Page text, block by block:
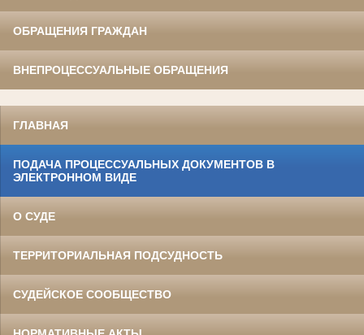
ОБРАЩЕНИЯ ГРАЖДАН
ВНЕПРОЦЕССУАЛЬНЫЕ ОБРАЩЕНИЯ
ГЛАВНАЯ
ПОДАЧА ПРОЦЕССУАЛЬНЫХ ДОКУМЕНТОВ В
ЭЛЕКТРОННОМ ВИДЕ
О СУДЕ
ТЕРРИТОРИАЛЬНАЯ ПОДСУДНОСТЬ
СУДЕЙСКОЕ СООБЩЕСТВО